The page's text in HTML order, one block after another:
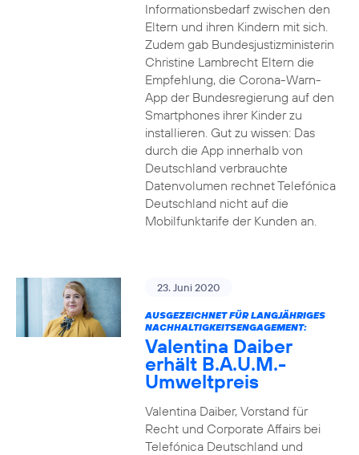
Informationsbedarf zwischen den
Eltern und ihren Kindern mit sich.
Zudem gab Bundesjustizministerin
Christine Lambrecht Eltern die
Empfehlung, die Corona-Warn-
App der Bundesregierung auf den
Smartphones ihrer Kinder zu
installieren. Gut zu wissen: Das
durch die App innerhalb von
Deutschland verbrauchte
Datenvolumen rechnet Telefónica
Deutschland nicht auf die
Mobilfunktarife der Kunden an.
23. Juni 2020
AUSGEZEICHNET FÜR LANGJÄHRIGES
NACHHALTIGKEITSENGAGEMENT:
Valentina Daiber
erhält B.A.U.M.-
Umweltpreis
Valentina Daiber, Vorstand für
Recht und Corporate Affairs bei
Telefónica Deutschland und